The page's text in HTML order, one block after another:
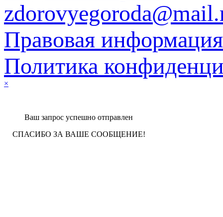
Правовая информация
Политика
×
Ваш запрос успешно отправлен
СПАСИБО ЗА ВАШЕ СООБЩЕНИЕ!